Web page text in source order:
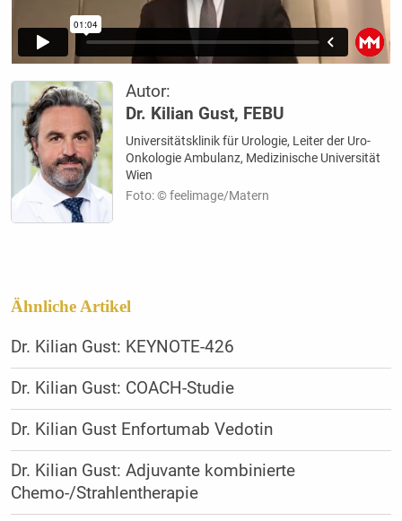
Autor:
Dr. Kilian Gust, FEBU
Universitätsklinik für Urologie, Leiter der Uro-
Onkologie Ambulanz, Medizinische Universität
Wien
Foto: © feelimage/Matern
Ähnliche Artikel
Dr. Kilian Gust: KEYNOTE-426
Dr. Kilian Gust: COACH-Studie
Dr. Kilian Gust Enfortumab Vedotin
Dr. Kilian Gust: Adjuvante kombinierte
Chemo-/Strahlentherapie